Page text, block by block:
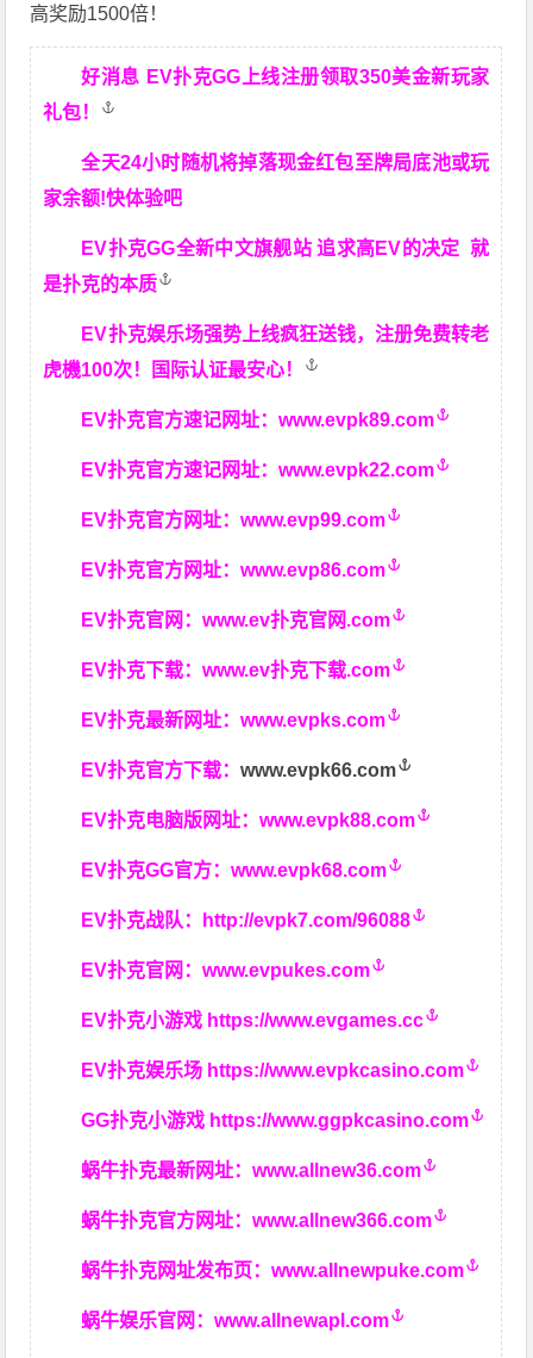
高奖励1500倍！
好消息 EV扑克GG上线注册领取350美金新玩家
礼包！
全天24小时随机将掉落现金红包至牌局底池或玩
家余额!快体验吧
EV扑克GG全新中文旗舰站追求高EV的决定就
是扑克的本质
EV扑克娱乐场强势上线疯狂送钱，注册免费转老
虎機100次！国际认证最安心！
EV扑克官方速记网址：www.evpk89.com
EV扑克官方速记网址：www.evpk22.com
EV扑克官方网址：www.evp99.com
EV扑克官方网址：www.evp86.com
EV扑克官网：www.ev扑克官网.com
EV扑克下载：www.ev扑克下载.com
EV扑克最新网址：www.evpks.com
EV扑克官方下载：www.evpk66.com
EV扑克电脑版网址：www.evpk88.com
EV扑克GG官方：www.evpk68.com
EV扑克战队： http://evpk7.com/96088
EV扑克官网：www.evpukes.com
EV扑克小游戏 https://www.evgames.cc
EV扑克娱乐场 https://www.evpkcasino.com
GG扑克小游戏 https://www.ggpkcasino.com
蜗牛扑克最新网址：www.allnew36.com
蜗牛扑克官方网址：www.allnew366.com
蜗牛扑克网址发布页：www.allnewpuke.com
蜗牛娱乐官网：www.allnewapl.com